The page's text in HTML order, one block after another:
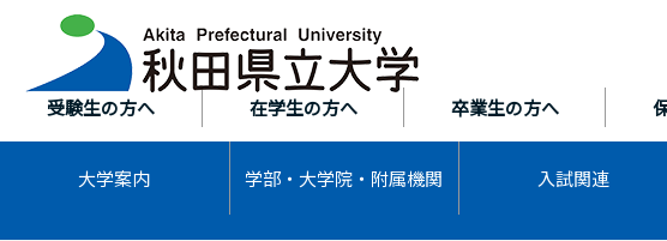
受験生の方へ 在学生の方へ 卒業生の方へ
大学案内 学部・大学院・ 附属機関 入試関連